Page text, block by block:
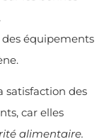
équipements
satisfaction des
car elles
alimentaire.